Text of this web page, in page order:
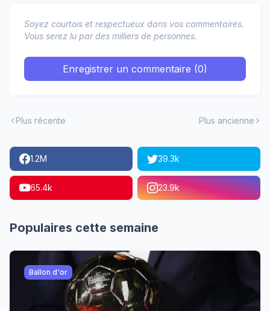
Soyez courtois et respectueux dans vos commentaires.
Vous serez lu par des milliers de personnes.
Enregistrer un commentaire (0)
Plus récente Plus ancienne
1.2M 39.3k
65.4k 23.9k
Populaires cette semaine
Ballon d'or